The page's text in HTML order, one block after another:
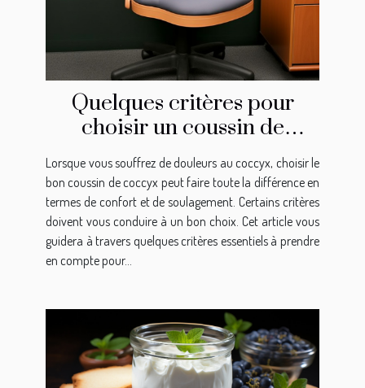
Quelques critères pour
choisir un coussin de
coccyx
Lorsque vous souffrez de douleurs au coccyx, choisir le
bon coussin de coccyx peut faire toute la différence en
termes de confort et de soulagement. Certains critères
doivent vous conduire à un bon choix. Cet article vous
guidera à travers quelques critères essentiels à prendre
en compte pour...